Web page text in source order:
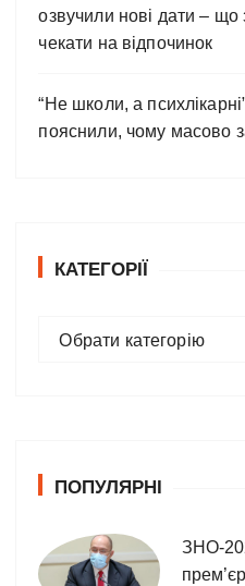
озвучили нові дати – що
чекати на відпочинок
“Не школи, а
пояснили, чому масово
КАТЕГОРІЇ
р
Обрати категорію
ПОПУЛЯРНІ
ЗНО-